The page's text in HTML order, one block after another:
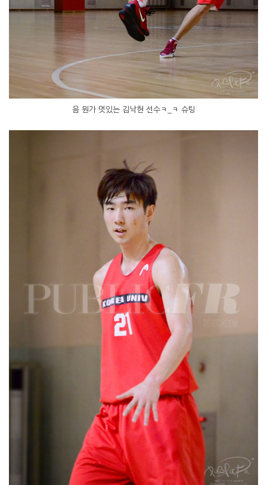
음 뭔가 멋있는 김낙현 선수ㅋ_ㅋ 슈팅